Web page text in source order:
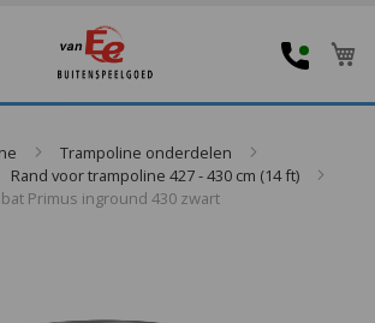
Trampoline onderdelen
Rand voor trampoline 427 - 430 cm (14 ft)
Primus inground 430 zwart